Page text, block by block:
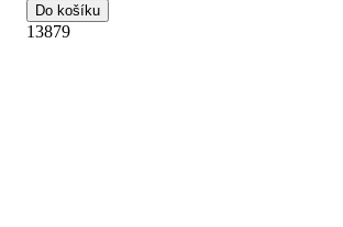
Do košíku
13879